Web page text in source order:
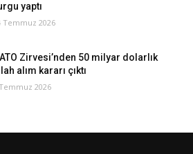
yaptı
Temmuz 2026
Zirvesi’nden 50 milyar dolarlık
alım kararı çıktı
2026